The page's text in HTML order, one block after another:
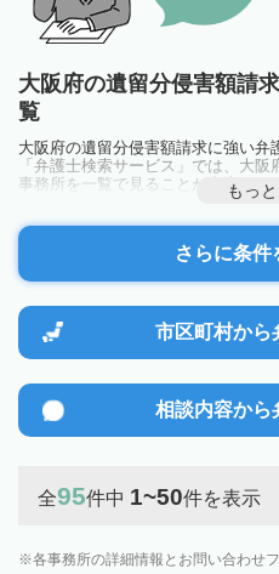
大阪府の遺留分侵害額請
覧
大阪府の遺留分侵害額請求に強い
「弁護士検索サービス」では、大
事務所を一覧で見ることが出来ます
いる方は一度近隣の弁護士に相談し
もっ
さらに条件
市区町村から
相談内容から
全95件中 1~50件を表示
各事務所の詳細情報とお問い合わせ